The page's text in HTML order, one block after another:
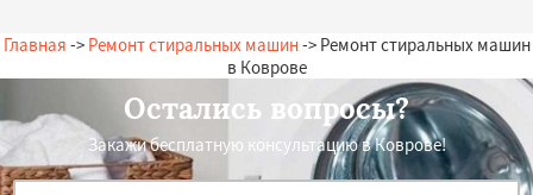
Главная -> Ремонт стиральных машин-> Ремонт стиральных машин
в Коврове
Остались вопросы?
Закажи бесплатную консультацию в Коврове!